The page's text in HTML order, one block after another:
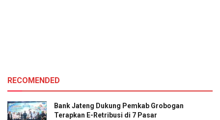
RECOMENDED
Bank Jateng Dukung Pemkab Grobogan
Terapkan E-Retribusi di 7 Pasar